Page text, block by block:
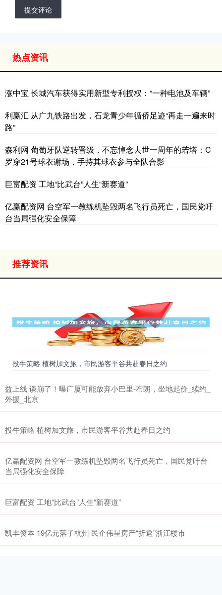
提交评论
热点资讯
涨中宝 长城汽车获得实用新型专利授权：“一种电池及车辆”
利赢汇 从广九铁路出发，石龙青少年循侨足迹“再走一遍来时
路”
森利网 葡萄牙队逆转晋级，不忘悼念去世一周年的若塔：C
罗穿21号球衣谢场，手持其球衣参与全队合影
巨富配资 工地“比武台”人生“新赛道”
亿赢配资网 台空军一教练机坠毁两名飞行员死亡，国民党吁
台当局强化安全保障
推荐资讯
投牛策略 植树加文旅，市民游客平谷共赴春日之约
益上线 谈崩了！曝广厦可能放弃小巴里-布朗，坐地起价_续约_
外援_北京
投牛策略 植树加文旅，市民游客平谷共赴春日之约
亿赢配资网 台空军一教练机坠毁两名飞行员死亡，国民党吁台
当局强化安全保障
巨富配资 工地“比武台”人生“新赛道”
凯丰资本 19亿元落子杭州 民企伟星房产“折返”浙江楼市